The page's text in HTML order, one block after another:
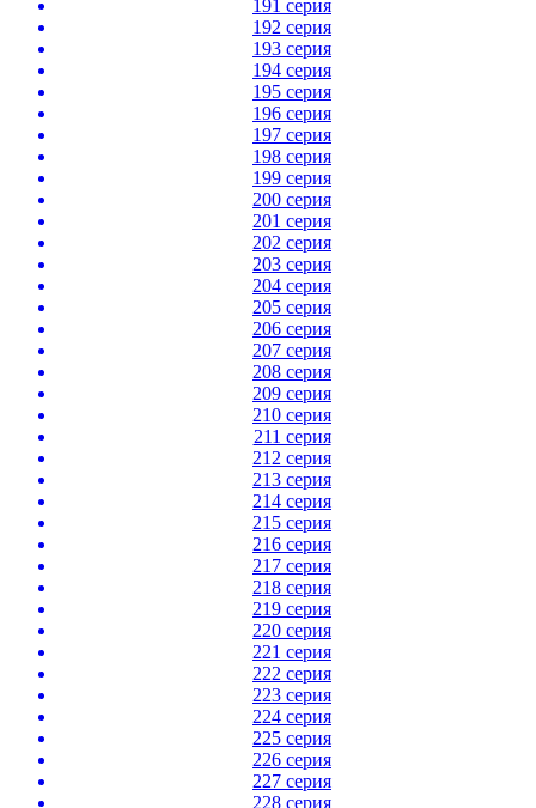
191 серия
192 серия
193 серия
194 серия
195 серия
196 серия
197 серия
198 серия
199 серия
200 серия
201 серия
202 серия
203 серия
204 серия
205 серия
206 серия
207 серия
208 серия
209 серия
210 серия
211 серия
212 серия
213 серия
214 серия
215 серия
216 серия
217 серия
218 серия
219 серия
220 серия
221 серия
222 серия
223 серия
224 серия
225 серия
226 серия
227 серия
228 серия